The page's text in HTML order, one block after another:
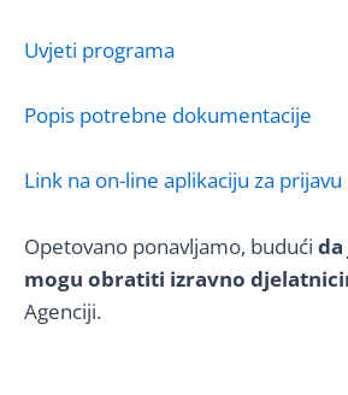
Uvjeti programa
Popis potrebne dokumentacije
Link na on-line aplikaciju za prijavu
Opetovano ponavljamo, budući
mogu obratiti izravno
Agenciji.